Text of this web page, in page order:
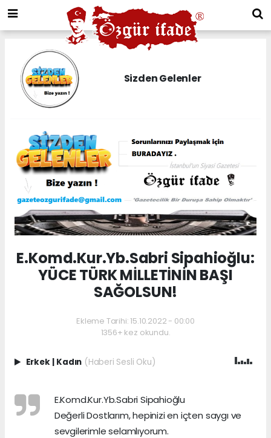
Sizden Gelenler
E.Komd.Kur.Yb.Sabri Sipahioğlu:
YÜCE TÜRK MİLLETİNİN BAŞI
SAĞOLSUN!
Ekleme Tarihi: 15.10.2022 - 00:00
1356+ kez okundu.
Erkek | Kadın (Haberi Sesli Oku)
E.Komd.Kur.Yb.Sabri Sipahioğlu
Değerli Dostlarım, hepinizi en içten saygı ve
sevgilerimle selamlıyorum.